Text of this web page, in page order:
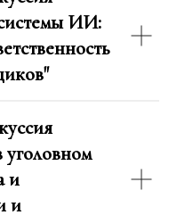
ИИ:
и
и